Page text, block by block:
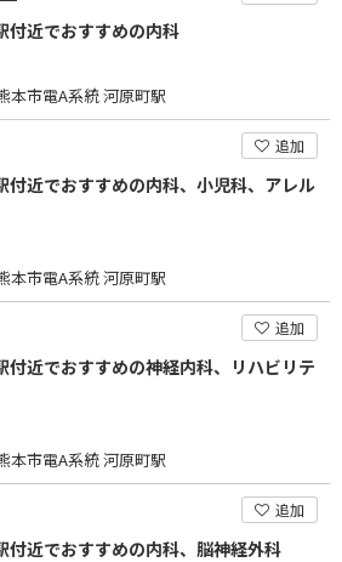
付近でおすすめの内科
市電A系統 河原町駅
追加
付近でおすすめの内科、小児科、アレル
市電A系統 河原町駅
追加
付近でおすすめの神経内科、リハビリテ
市電A系統 河原町駅
追加
付近でおすすめの内科、脳神経外科